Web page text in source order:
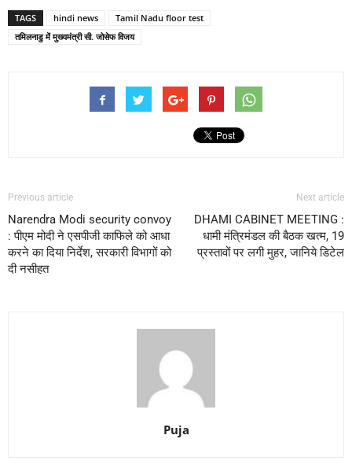
TAGS hindi news
Tamil Nadu floor test
तमिलनाडु में मुख्यमंत्री सी. जोसेफ विजय
Previous article
Narendra Modi security convoy
: पीएम मोदी ने एसपीजी काफिले को आधा
करने का दिया निर्देश, सरकारी विभागों को
दी नसीहत
Next article
DHAMI CABINET MEETING :
धामी मंत्रिमंडल की बैठक खत्म, 19
प्रस्तावों पर लगी मुहर, जानिये डिटेल
Puja